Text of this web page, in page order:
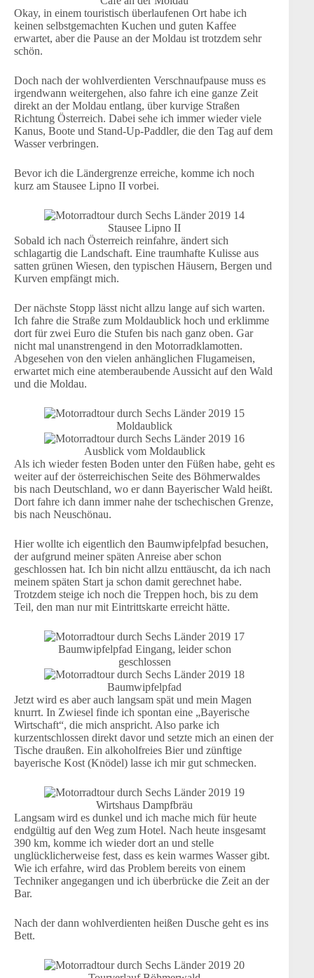
Okay, in einem touristisch überlaufenen Ort habe ich
keinen selbstgemachten Kuchen und guten Kaffee
erwartet, aber die Pause an der Moldau ist trotzdem sehr
schön.
Doch nach der wohlverdienten Verschnaufpause muss es
irgendwann weitergehen, also fahre ich eine ganze Zeit
direkt an der Moldau entlang, über kurvige Straßen
Richtung Österreich. Dabei sehe ich immer wieder viele
Kanus, Boote und Stand-Up-Paddler, die den Tag auf dem
Wasser verbringen.
Bevor ich die Ländergrenze erreiche, komme ich noch
kurz am Stausee Lipno II vorbei.
Stausee Lipno II
Sobald ich nach Österreich reinfahre, ändert sich
schlagartig die Landschaft. Eine traumhafte Kulisse aus
satten grünen Wiesen, den typischen Häusern, Bergen und
Kurven empfängt mich.
Der nächste Stopp lässt nicht allzu lange auf sich warten.
Ich fahre die Straße zum Moldaublick hoch und erklimme
dort für zwei Euro die Stufen bis nach ganz oben. Gar
nicht mal unanstrengend in den Motorradklamotten.
Abgesehen von den vielen anhänglichen Flugameisen,
erwartet mich eine atemberaubende Aussicht auf den Wald
und die Moldau.
Moldaublick
Ausblick vom Moldaublick
Als ich wieder festen Boden unter den Füßen habe, geht es
weiter auf der österreichischen Seite des Böhmerwaldes
bis nach Deutschland, wo er dann Bayerischer Wald heißt.
Dort fahre ich dann immer nahe der tschechischen Grenze,
bis nach Neuschönau.
Hier wollte ich eigentlich den Baumwipfelpfad besuchen,
der aufgrund meiner späten Anreise aber schon
geschlossen hat. Ich bin nicht allzu enttäuscht, da ich nach
meinem späten Start ja schon damit gerechnet habe.
Trotzdem steige ich noch die Treppen hoch, bis zu dem
Teil, den man nur mit Eintrittskarte erreicht hätte.
Baumwipfelpfad Eingang, leider schon
geschlossen
Baumwipfelpfad
Jetzt wird es aber auch langsam spät und mein Magen
knurrt. In Zwiesel finde ich spontan eine „Bayerische
Wirtschaft“, die mich anspricht. Also parke ich
kurzentschlossen direkt davor und setzte mich an einen der
Tische draußen. Ein alkoholfreies Bier und zünftige
bayerische Kost (Knödel) lasse ich mir gut schmecken.
Wirtshaus Dampfbräu
Langsam wird es dunkel und ich mache mich für heute
endgültig auf den Weg zum Hotel. Nach heute insgesamt
390 km, komme ich wieder dort an und stelle
unglücklicherweise fest, dass es kein warmes Wasser gibt.
Wie ich erfahre, wird das Problem bereits von einem
Techniker angegangen und ich überbrücke die Zeit an der
Bar.
Nach der dann wohlverdienten heißen Dusche geht es ins
Bett.